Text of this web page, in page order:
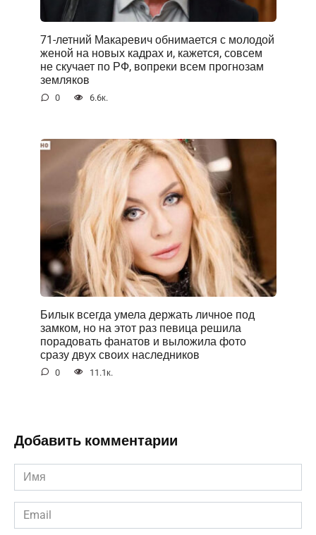
71-летний Макаревич обнимается с молодой
женой на новых кадрах и, кажется, совсем
не скучает по РФ, вопреки всем прогнозам
земляков
0 6.6к.
Билык всегда умела держать личное под
замком, но на этот раз певица решила
порадовать фанатов и выложила фото
сразу двух своих наследников
0 11.1к.
Добавить комментарии
Имя
*
Email
*